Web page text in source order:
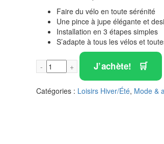
Faire du vélo en toute sérénité
Une pince à jupe élégante et
Installation en 3 étapes simples
S’adapte à tous les vélos et
quantité de Pince à Jupe pour Vélo
J’achète!
Catégories : Loisirs Hiver/Été, Mode &